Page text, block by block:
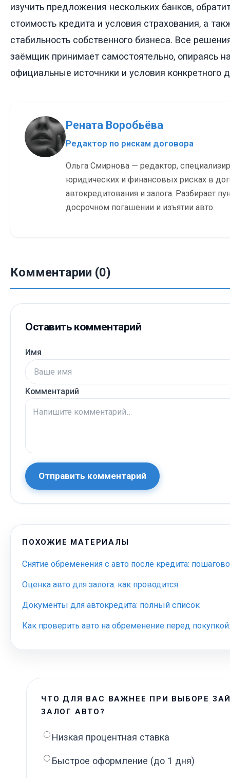
изучить предложения нескольких банков,
стоимость кредита и условия страхования, а
стабильность собственного бизнеса. Все
заёмщик принимает самостоятельно, опираясь
официальные источники и условия конкретного
Рената Воробьёва
Редактор по рискам договора
Ольга Смирнова — редактор,
юридических и финансовых рисках в
автокредитования и залога. Разбирает
досрочном погашении и изъятии авто.
Комментарии (0)
Оставить комментарий
Имя
Комментарий
Отправить комментарий
ПОХОЖИЕ МАТЕРИАЛЫ
Снятие обременения с авто после кредита:
Оценка авто для залога: как проводится
Документы для автокредита: полный список
Как проверить авто на обременение перед
ЧТО ДЛЯ ВАС ВАЖНЕЕ ПРИ ВЫБОРЕ
ЗАЛОГ АВТО?
Низкая процентная ставка
Быстрое оформление (до 1 дня)